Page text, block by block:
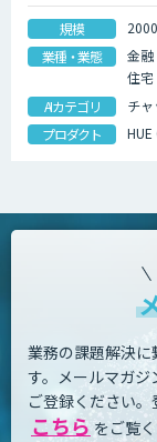
規模
業種・業態
金融
住宅
AIカテゴリ
チ
プロダクト
業務の課題解決に
す。 メールマガジ
ご登録ください。
こちら をご覧く